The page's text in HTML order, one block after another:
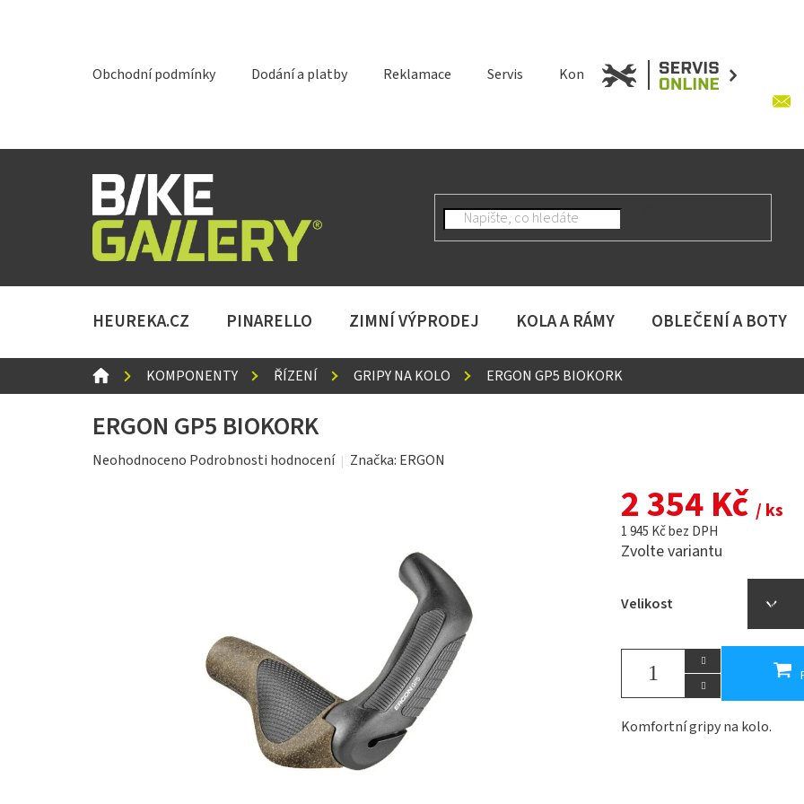
Obchodní podmínky Dodání a platby Reklamace Servis Kontakt
HEUREKA.CZ PINARELLO ZIMNÍ VÝPRODEJ KOLA A RÁMY OBLEČENÍ A BOTY
DOMŮKOMPONENTY ŘÍZENÍ GRIPY NA KOLO ERGON GP5 BIOKORK
ERGON GP5 BIOKORK
Průměrné
Neohodnoceno Podrobnosti hodnocení Značka: ERGON
2 354 Kč / ks
1 945 Kč bez DPH
Zvolte variantu
Velikost
Komfortní gripy na kolo.